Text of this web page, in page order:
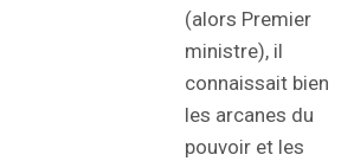
(alors Premier
ministre), il
connaissait bien
les arcanes du
pouvoir et les